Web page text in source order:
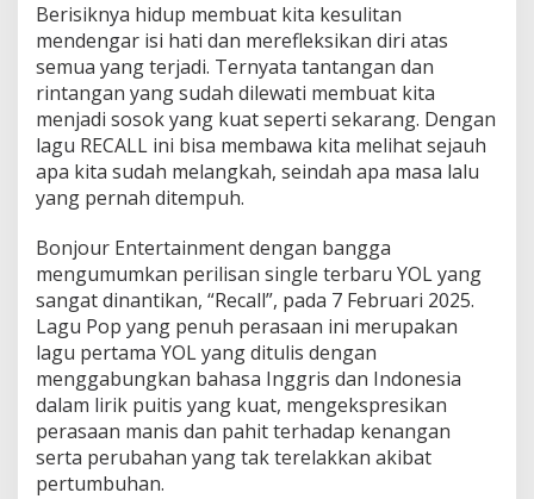
Berisiknya hidup membuat kita kesulitan
mendengar isi hati dan merefleksikan diri atas
semua yang terjadi. Ternyata tantangan dan
rintangan yang sudah dilewati membuat kita
menjadi sosok yang kuat seperti sekarang. Dengan
lagu RECALL ini bisa membawa kita melihat sejauh
apa kita sudah melangkah, seindah apa masa lalu
yang pernah ditempuh.
Bonjour Entertainment dengan bangga
mengumumkan perilisan single terbaru YOL yang
sangat dinantikan, “Recall”, pada 7 Februari 2025.
Lagu Pop yang penuh perasaan ini merupakan
lagu pertama YOL yang ditulis dengan
menggabungkan bahasa Inggris dan Indonesia
dalam lirik puitis yang kuat, mengekspresikan
perasaan manis dan pahit terhadap kenangan
serta perubahan yang tak terelakkan akibat
pertumbuhan.